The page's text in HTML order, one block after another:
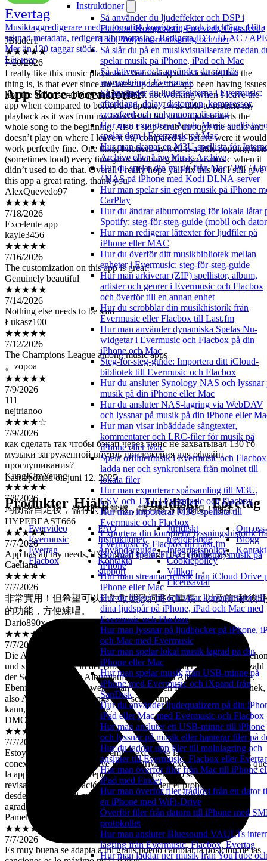
Instruktioner
Så använder du ljudeffekter och DSP i
Flacbox: Kompressor, Freeverb, Crossfeed,
Eko, Volymnormalisering och mer
Så slår du på en musikvisualiserare medan
spelar musik på iPhone, iPad och Mac
Så aktiverar och använder du sömlös
uppspelning i Evermusic
Så använder du ljudeffekterna i Evermusic:
efterklang, delay, distorsion, kompressor,
crossfeed och volymnormalisering
Hur man exporterar Apple Music-spellistor
spelar dem i Evermusic på Mac
Hur man skapar en M3U-spellista för
Archive eller Live Music Archive
Hur du spelar din musik från Mac / PC /
/ NAS på iPhone med Kodi DLNA-server
Hur man spelar sin egen musik på iPhone
CarPlay
Hur du ändrar albumomslag för lokala låtar
Spotify: steg-för-steg-guide (mobil och
Hur man redigerar låttexter för ljudfiler på
iPhone eller MAC
Hur du överför ditt musikbibliotek mellan
enheter i Evermusic: steg-för-steg-guide
Hur man arkiverar (ZIP) spellistor, album,
artister och genrer i Evermusic och Flacbox
och överför till en annan enhet
Hur du scrobblar din musikhistorik från
Evermusic eller Flacbox till Last.fm
Hur man använder dynamiska Spelas Nu-
widgetar i Evermusic och Flacbox på din
iPhone och Mac
Steg-för-steg-guide: Importera ditt iCloud-
bibliotek till Evermusic och Flacbox
Hur du ansluter Synology NAS och lyssnar
musik på din iPhone eller Mac
Hur du ansluter NAS-lagring via WebDAV
och lyssnar på musik på din iPhone eller
Hur man visar inbäddade sångtexter,
kommentarer och LRC-filer för musik på
iPhone eller Mac
Spela offlinemusik i Evermusic och
ladda ner och synkronisera från molnet till
lokala filer
Hur man exporterar spårsamling till M3U,
CSV och TXT i Evermusic och Flacbox
Hur man importerar M3U-spellista till
Evermusic och Flacbox
Exportera din kompletta lyssningshistorik
Evermusic & Flacbox till Last.fm
Hur man spelar FLAC (förlustfri) musik på
iPhone
Hur man streamar musik från iCloud Drive
iPhone eller Mac
Hur du lägger till och visar kommentarer till
dina ljudspår på iPhone, iPad och Mac med
Evermusic och Flacbox
Hur man lyssnar på ljudböcker på iPhone,
och Mac med Evermusic
Hur man spelar lokal musik lagrad pa din
iPhone eller Mac
Hur man spelar musik från USB-minne på
iPhone med Evermusic och iXpand från
SanDisk
Hur du använder ljudequalizern på din
iPad eller Mac med Evermusic och Flacbox
Hur man ansluter ett USB-minne till iPhone
och lyssnar på musik eller hanterar filer på
Hur du laddar upp filer till molnlagring och
ansluter till Evermusic, Flacbox eller
Hur man överför filer från Mac till iPhone
iPad med Finder
Hur man överför filer trådlöst från en dator
en iPhone med WiFi-Drive
Överför filer från datorn till iPhone med
protokollet
Hur man ansluter Bluesound VAULTs
lagring från Evermusic, Flacbox, Evertag
Hur man laddar ner musik från YouTube
Evertag
Musiktaggredigerare med automatisk korrigering och batchläge. Hitta
saknad metadata, redigera albumomslag. Redigera ID3 / FLAC /
Mer än 120 taggar stöds.
Läs mer
App Store-recensioner
JBlader1
★★★★★
7/20/2026
I really like this music player and been using it for a while, but the
thing is, is that ever since the latest update, the app been having issues
like the slider/scrubbing and playback not working when I leave the
app when compared to before the update, I was able to resume my
playback as it was from my latest listen but now it just restarts the
whole song to the beginning. Also I skip/scrub through the audio and
doesn’t play on where I leave it on, compared to before were it would
work perfectly fine. One thing I noticed as well is a little popping
(sometimes loud) every time your scrubbing thru your music when it
didn’t used to do that. Overall I really hope yall fix this but I still give
this app a great rating, thank you
AlexQuevedo97
★★★★★
7/18/2026
Excelente app
kayle3456
★★★★★
7/16/2026
The customization on this app is great!
Genuinely beautiful
★★★★★
7/14/2026
Nothing else needs to be said
Łukasz100
★★★★★
7/12/2026
The Champions League among music apps
。zopoa
★★★★★
7/9/2026
111
nejtrianoo
★★★★☆
7/9/2026
как сделать так чтобы бэкап через тюнс не захватывал 130 гб
музыки загруженной внутрь приложения для офлайн
прослушивания?
KungKimYeung
★★★★★
7/8/2026
均衡器自定後，儲存時會當機，請有關方面修復！謝謝！
HYPEBEAST666
★★★★★
7/7/2026
App has all my needs, it’s so good I bought the lifetime pass
Caeliana
★★★★★
7/7/2026
非常實用！但希望可以針對動態歌詞逐句重複，以及前5秒後5
的功能，方便練唱。
Dario890x
★★★★☆
7/7/2026
Die App ist in ihrem Funktionsumfang sehr solide, es wäre aber
und sinnvoll, wenn in der Bibliotheksansicht unter Alben, die Anzahl
der Songs anstatt die Albumlaufzeit unter den Alben stehen würde.
Ebenfalls wäre es toll, wenn man die ganzen Reiter in der Bibliothek,
also Alben, Künstler, Songs usw. selber anpassen und ausblenden
kann, dann gäbe es 5 Sterne.
DMOL9023
★★★★☆
7/7/2026
Estoy pagando la versión premiun excelente las actualizaciónes la
conexión con Google Drive y One Drive va excelente lo único es que
la app cuando dejó en reproducción se cierra no se porque ya he
revisado en configuraciónes y todo en orden el problema lo tengo
desde hace 4 días si me pueden orientar para solucionar se los
agradezco la app esta actualizada a la última versión.
Pamela Velazco
★★★★★
7/7/2026
Es muy buena se adapta a mí gratis puedo cambiar la posición de las
canciones es lo máximo no la dañen
Last updated onjuni 12, 2025
Produkter
Evervideo
Evermusic
Evertag
Flacbox
Hjälp
FAQ
Instruktioner
Användarguide
Kontakta
support
Juridiskt
Juridiskt
meddelande
Integritetspolicy
Cookiepolicy
Villkor
Licensavtal
Företag
Om oss
Blogg
Kontakt